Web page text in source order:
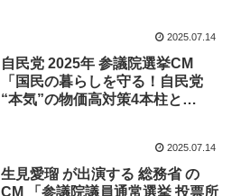
2025.07.14
自民党 2025年 参議院選挙CM
「国民の暮らしを守る！自民党
“本気”の物価高対策4本柱と
す！」篇「自民党はガソリン価格
を下げて国民生活を守り抜きま
す。」篇
2025.07.14
生見愛瑠 が出演する 総務省 の
CM 「参議院議員通常選挙 投票所